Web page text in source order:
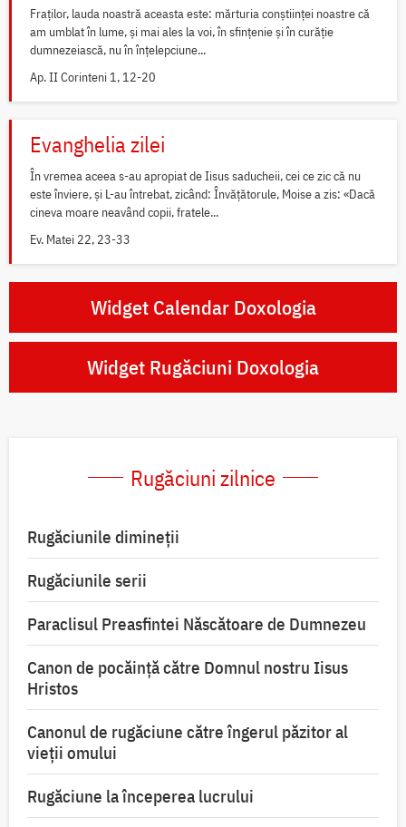
Fraților, lauda noastră aceasta este: mărturia conștiinței noastre că
am umblat în lume, și mai ales la voi, în sfințenie și în curăție
dumnezeiască, nu în înțelepciune...
Ap. II Corinteni 1, 12-20
Evanghelia zilei
În vremea aceea s-au apropiat de Iisus saducheii, cei ce zic că nu
este înviere, și L-au întrebat, zicând: Învățătorule, Moise a zis: «Dacă
cineva moare neavând copii, fratele...
Ev. Matei 22, 23-33
Widget Calendar Doxologia
Widget Rugăciuni Doxologia
Rugăciuni zilnice
Rugăciunile dimineții
Rugăciunile serii
Paraclisul Preasfintei Născătoare de Dumnezeu
Canon de pocăință către Domnul nostru Iisus
Hristos
Canonul de rugăciune către îngerul păzitor al
vieții omului
Rugăciune la începerea lucrului